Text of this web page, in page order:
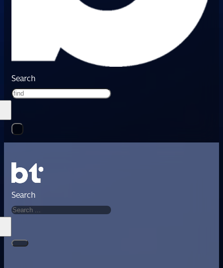
Search
Search